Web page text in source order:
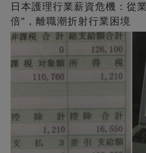
日本護理行業薪資危機：從
倍"，離職潮折射行業困境